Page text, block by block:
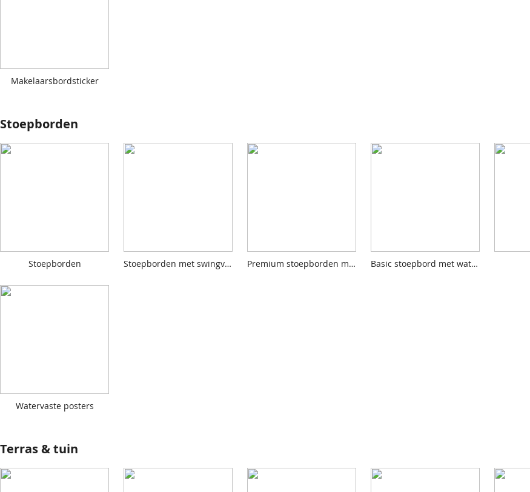
Makelaarsbordsticker
Stoepborden
Stoepborden Stoepborden met swingvoet Premium stoepborden met watertank Basic stoepbord met watertank
Watervaste posters
Terras & tuin